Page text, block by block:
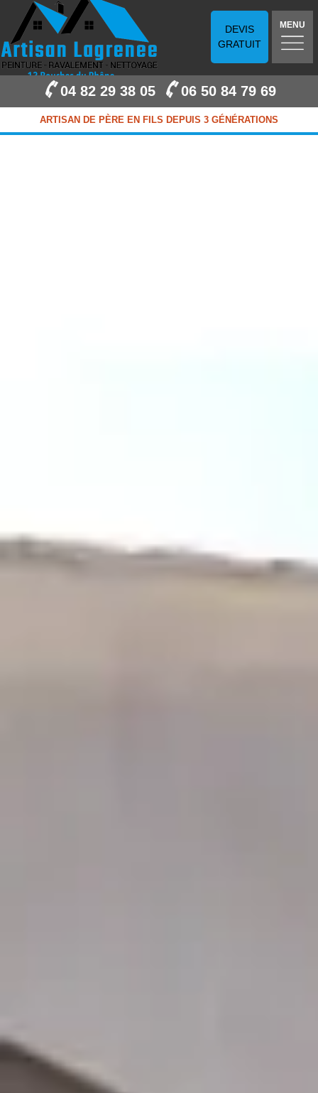
DEVIS
GRATUIT
MENU
04 82 29 38 05 06 50 84 79 69
ARTISAN DE PÈRE EN FILS DEPUIS 3 GÉNÉRATIONS